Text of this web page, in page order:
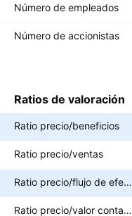
Número de empleados
Número de accionistas
Ratios de valoración
Ratio precio/beneficios
Ratio precio/ventas
Ratio precio/flujo de efectivo
Ratio precio/valor contable